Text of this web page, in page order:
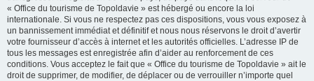
« Office du tourisme de Topoldavie » est hébergé ou encore la loi
internationale. Si vous ne respectez pas ces dispositions, vous vous exposez à
un bannissement immédiat et définitif et nous nous réservons le droit d’avertir
votre fournisseur d’accès à internet et les autorités officielles. L’adresse IP de
tous les messages est enregistrée afin d’aider au renforcement de ces
conditions. Vous acceptez le fait que « Office du tourisme de Topoldavie » ait le
droit de supprimer, de modifier, de déplacer ou de verrouiller n’importe quel